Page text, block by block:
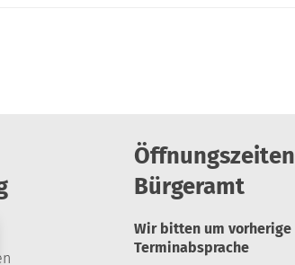
Öffnungszeiten
Bürgeramt
Wir bitten um vorherige
Terminabsprache